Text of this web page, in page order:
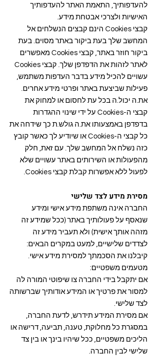
להעדפותיך, התאמת האתר להעדפותיך
האישיות ולצרכי אבטחת מידע.
קבצי Cookies הינם קבצים הנשלחים אל
המחשב שלך בעת ביקור באתר מסוים. בעת
ביקור חוזר באתר, קבצי Cookies מאפשרים
לאתר לזהות את הדפדפן שלך. קבצי Cookies
עשויים להכיל מידע בדבר העדפות משתמש,
פעילות שביצעת באתר ופרטי מידע אחרים.
את.ה יכול.ה בכל עת לחסום או למחוק את
קבצי ה-Cookies על ידי שינוי ההגדרות
בדפדפן באמצעותו את.ה גולש.ת כך שידחה את
כל קבצי ה-Cookies או שיודיע לך כאשר קובץ
כזה נשלח אל המחשב שלך. עם זאת, חלק
מהפעולות או השירותים באתר עשויים שלא
לפעול ללא אפשרות קבלת קבצי Cookies.
מסירת מידע לצד שלישי
החברה אינה משתפת מידע אישי ומידע
שנאסף על פעולותיך באתר (ככל שמידע זה
מזהה אותך אישית) ולא תעביר מידע זה
לצדדים שלישיים, למעט במקרים הבאים:
קיבלנו את הסכמתך למסירת מידע אישי.
מטעמים משפטיים:
אם יתקבל בידי החברה צו שיפוטי המורה לה
למסור את פרטיך או המידע אודותיך שברשותה
לצד שלישי.
אם מסירת המידע תידרש, לדעת החברה,
במסגרת כל מחלוקת, טענה, תביעה, דרישה או
הליכים משפטיים, ככל שיהיו בינך או בין צד
שלישי לבין החברה.